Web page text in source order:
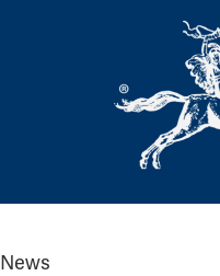
News